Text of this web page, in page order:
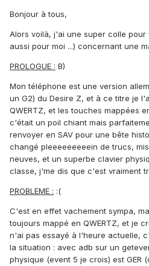
Bonjour à tous,
Alors voilà, j'ai une super colle
aussi pour moi ...) concernant une
PROLOGUE : B)
Mon téléphone est une version
un G2) du Desire Z, et à ce titre je
QWERTZ, et les touches mappées
c'était un poil chiant mais
renvoyer en SAV pour une bête
changé pleeeeeeeeein de trucs,
neuves, et un superbe clavier
classe, j'me dis que c'est vraiment
PROBLEME : :(
C'est en effet vachement sympa,
toujours mappé en QWERTZ, et je
n'ai pas essayé à l'heure actuelle,
la situation : avec adb sur un
physique (event 5 je crois) est GER